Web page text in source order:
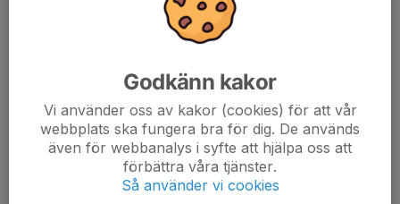
Vad kan publiken förvänta sig att se av dig på isen 24/25?
pinnar varje match!
Vad ska du göra i sommar?
Mestadels vara med familjen och vara med polare
Godkänn kakor
Vi använder oss av kakor (cookies) för att vår
webbplats ska fungera bra för dig. De används
även för webbanalys i syfte att hjälpa oss att
förbättra våra tjänster.
Så använder vi cookies